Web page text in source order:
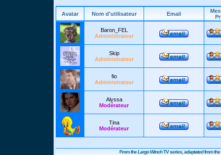
Avatar Nom d'utilisateur Email
Baron_FEL
Administrateur
Skip
Administrateur
fio
Administrateur
Alyssa
Modérateur
Tina
Modérateur
From theLargo WinchTV series, adaptated from